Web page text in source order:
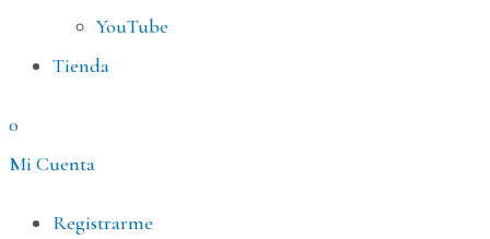
YouTube
Tienda
0
Mi Cuenta
MenúRegistrarme